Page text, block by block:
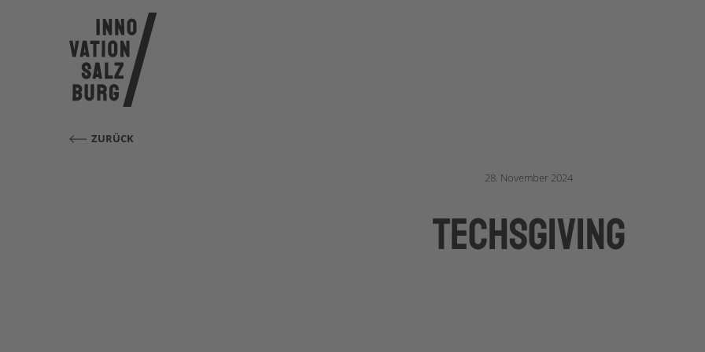
ZURÜCK
28. November 2024
Techsgiving